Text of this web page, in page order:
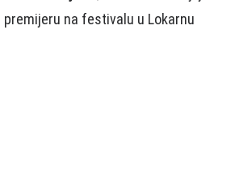
na festivalu u Lokarnu